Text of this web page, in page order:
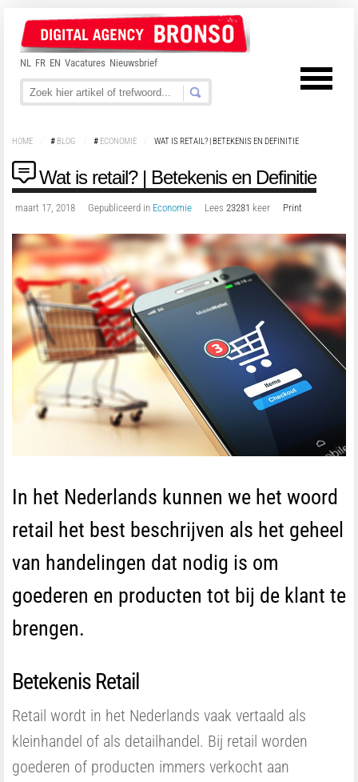
NL FR EN Vacatures Nieuwsbrief
HOME # BLOG # ECONOMIE WAT IS RETAIL? | BETEKENIS EN DEFINITIE
Wat is retail? | Betekenis en Definitie
maart 17, 2018 Gepubliceerd in Economie Lees 23281 keer Print
In het Nederlands kunnen we het woord
retail het best beschrijven als het geheel
van handelingen dat nodig is om
goederen en producten tot bij de klant te
brengen.
Betekenis Retail
Retail wordt in het Nederlands vaak vertaald als
kleinhandel of als detailhandel. Bij retail worden
goederen of producten immers verkocht aan